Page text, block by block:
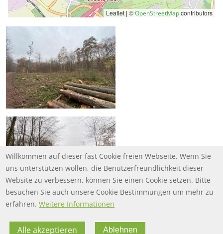
Leaflet | ©OpenStreetMapcontributors
Willkommen auf dieser fast Cookie freien Webseite. Wenn Sie
uns unterstützen wollen, die Benutzerfreundlichkeit dieser
Website zu verbessern, können Sie einen Cookie setzen. Bitte
besuchen Sie auch unsere Cookie Bestimmungen um mehr zu
erfahren. Weitere Informationen
Alle akzeptieren Ablehnen